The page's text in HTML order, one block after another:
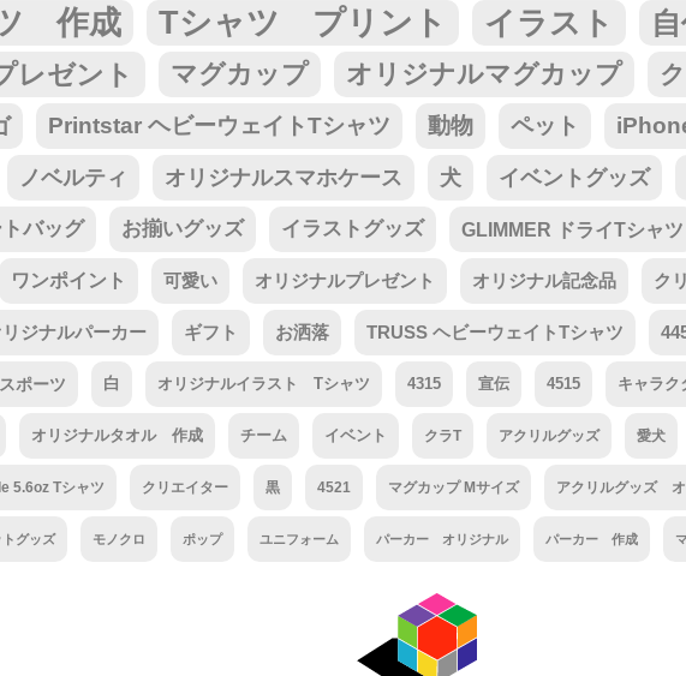
作成 Tシャツ プリント イラスト
レゼント マグカップ オリジナルマグカップ
Printstar ヘビーウェイトTシャツ 動物 ペット
ノベルティ オリジナルスマホケース 犬 イベントグッズ
トバッグ お揃いグッズ イラストグッズ GLIMMER ドライTシャツ
ワンポイント 可愛い オリジナルプレゼント オリジナル記念品 ク
リジナルパーカー ギフト お洒落 TRUSS ヘビーウェイトTシャツ
スポーツ 白 オリジナルイラスト Tシャツ 4315 宣伝 4515 キャラク
オリジナルタオル 作成 チーム イベント クラT アクリルグッズ 愛犬
5.6oz Tシャツ クリエイター 黒 4521 マグカップ Mサイズ アクリルグッズ
トグッズ モノクロ ポップ ユニフォーム パーカー オリジナル パーカー 作成